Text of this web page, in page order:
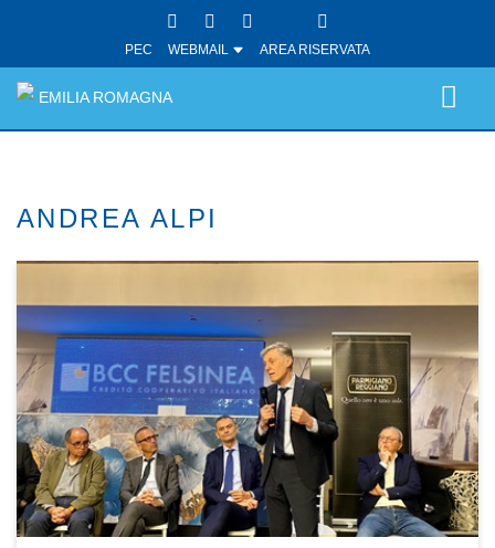
PEC WEBMAIL AREA RISERVATA
EMILIA ROMAGNA
ANDREA ALPI